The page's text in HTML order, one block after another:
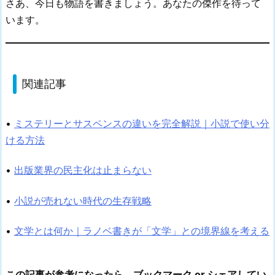
さあ、今日も物語を書きましょう。あなたの傑作を待って
います。
関連記事
• ミステリーとサスペンスの違いを完全解説｜小説で使い分
ける方法
• 出版業界の民主化は止まらない
• 小説が売れない時代の生存戦略
• 文学とは何か｜ラノベ書きが「文学」との境界線を考える